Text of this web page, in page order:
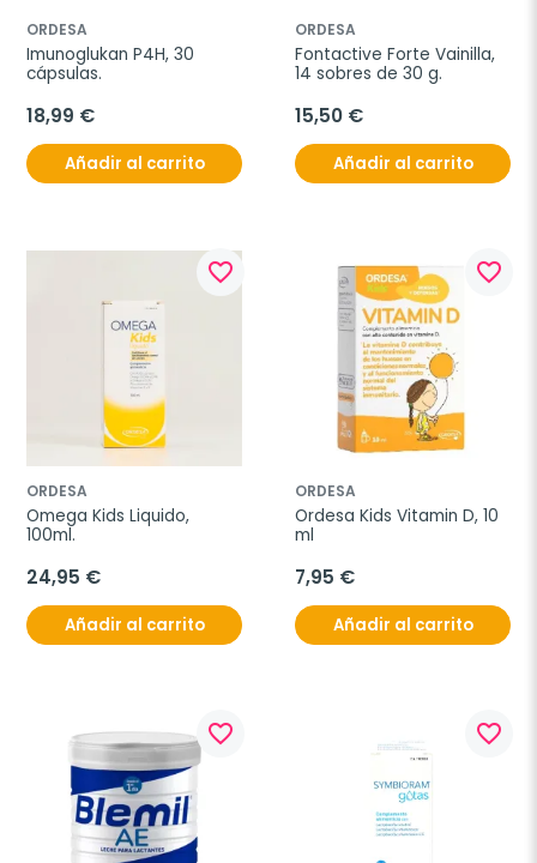
ORDESA
Imunoglukan P4H, 30
cápsulas.
18,99 €
Añadir al carrito
ORDESA
Fontactive Forte Vainilla,
14 sobres de 30 g.
15,50 €
Añadir al carrito
favorite_border
ORDESA
Omega Kids Liquido,
100ml.
24,95 €
Añadir al carrito
favorite_border
ORDESA
Ordesa Kids Vitamin D, 10
ml
7,95 €
Añadir al carrito
favorite_border favorite_border